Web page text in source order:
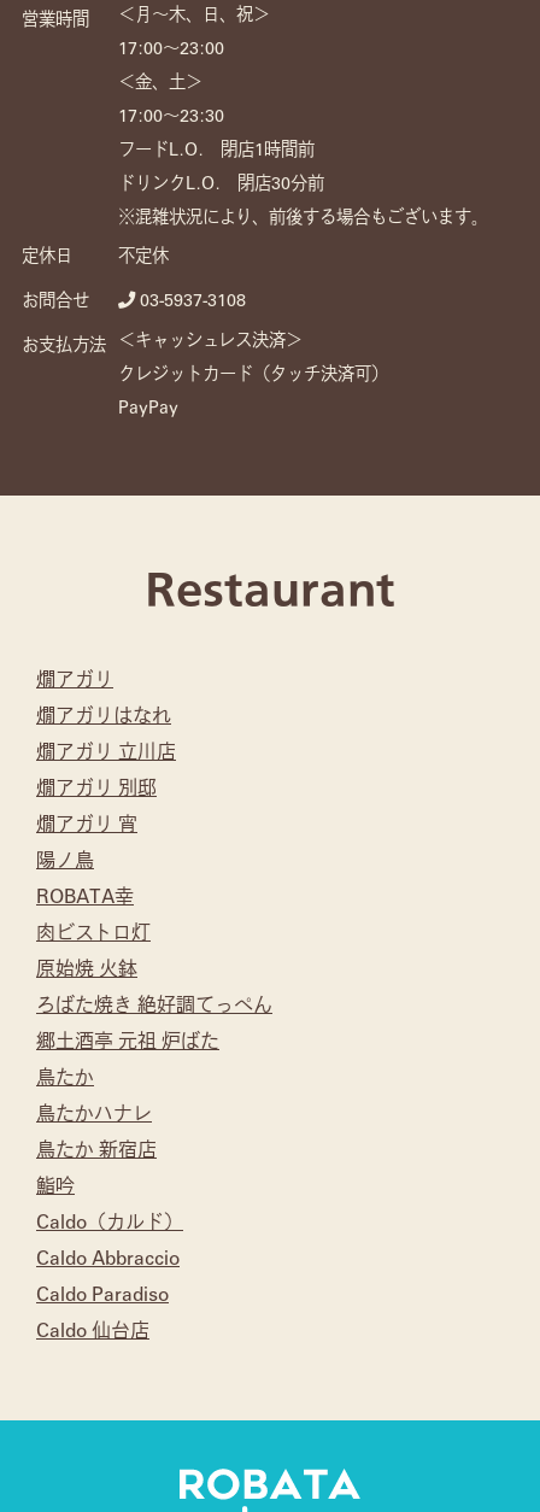
営業時間
＜月～木、日、祝＞
17:00〜23:00
＜金、土＞
17:00〜23:30
フードL.O. 閉店1時間前
ドリンクL.O. 閉店30分前
※混雑状況により、前後する場合もございます。
定休日
不定休
お問合せ 03-5937-3108
お支払方法
＜キャッシュレス決済＞
クレジットカード（タッチ決済可）
PayPay
Restaurant
燗アガリ
燗アガリはなれ
燗アガリ 立川店
燗アガリ 別邸
燗アガリ 宵
陽ノ鳥
ROBATA幸
肉ビストロ灯
原始焼 火鉢
ろばた焼き 絶好調てっぺん
郷土酒亭 元祖 炉ばた
鳥たか
鳥たかハナレ
鳥たか 新宿店
鮨吟
Caldo（カルド）
Caldo Abbraccio
Caldo Paradiso
Caldo 仙台店